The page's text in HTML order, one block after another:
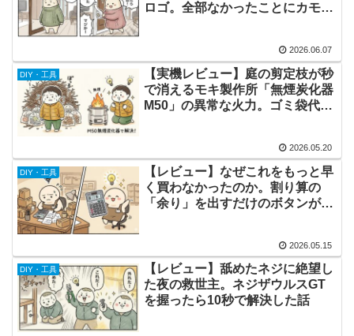
ロゴ。全部なかったことにカモ井
2026.06.07
DIY・工具
【実機レビュー】庭の剪定枝が秒
で消えるモキ製作所「無煙炭化器
M50」の異常な火力。ゴミ袋代へ
2026.05.20
DIY・工具
【レビュー】なぜこれをもっと早
く買わなかったのか。割り算の
「余り」を出すだけのボタンが、
2026.05.15
DIY・工具
【レビュー】舐めたネジに絶望し
た夜の救世主。ネジザウルスGT
を握ったら10秒で解決した話